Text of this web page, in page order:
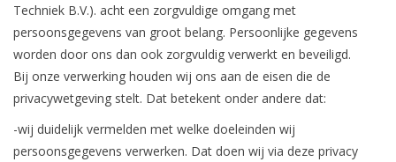
Acties
Techniek B.V.). acht een zorgvuldige omgang met
persoonsgegevens van groot belang. Persoonlijke gegevens
worden door ons dan ook zorgvuldig verwerkt en beveiligd.
Bij onze verwerking houden wij ons aan de eisen die de
privacywetgeving stelt. Dat betekent onder andere dat:
-wij duidelijk vermelden met welke doeleinden wij
persoonsgegevens verwerken. Dat doen wij via deze privacy